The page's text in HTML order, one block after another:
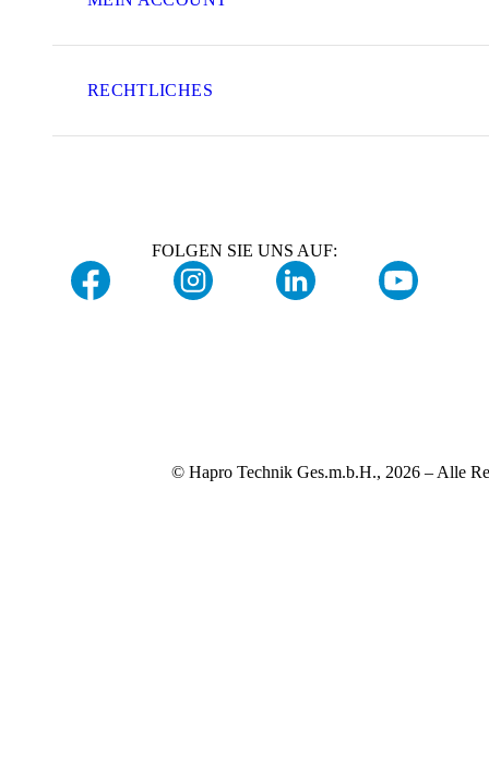
RECHTLICHES
FOLGEN SIE UNS AUF:
© Hapro Technik Ges.m.b.H., 2026 – Alle